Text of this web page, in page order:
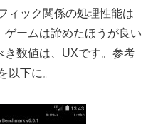
ィック関係の処理性能は
ームは諦めたほうが良い
き数値は、UXです。参考
以下に。